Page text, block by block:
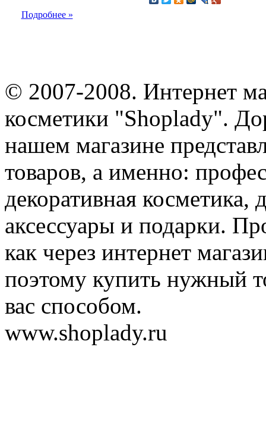
Подробнее »
© 2007-2008. Интернет
косметики "Shoplady".
нашем магазине
товаров, а именно:
декоративная косметика,
аксессуары и подарки.
как через интернет
поэтому купить нужный
вас способом.
www.shoplady.ru